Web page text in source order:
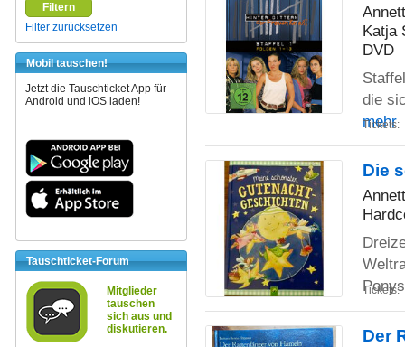
Filtern
Filter zurücksetzen
Mobil tauschen!
Jetzt die Tauschticket App für
Android und iOS laden!
Tauschticket-Forum
Mitglieder
tauschen
sich aus und
diskutieren.
Katja
DVD
die
mehr
Tickets:
Die
Tickets:
Der